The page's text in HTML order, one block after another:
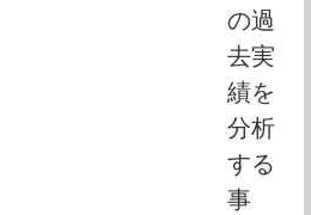
の過
去実
績を
分析
する
事